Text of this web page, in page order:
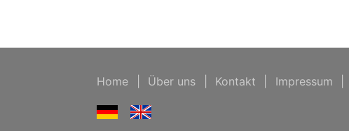
Home Über uns Kontakt Impressum